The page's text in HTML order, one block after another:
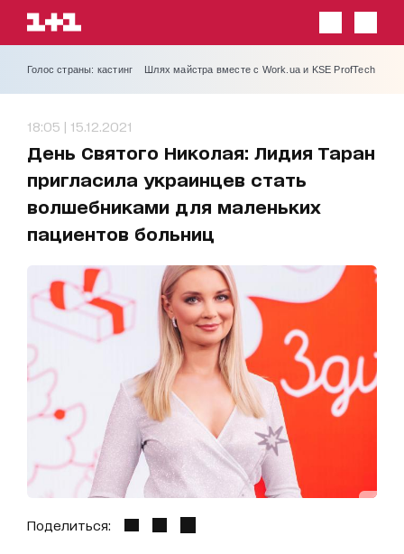
Голос страны: кастинг Шлях майстра вместе с Work.ua и KSE ProfTech
18:05 | 15.12.2021
День Святого Николая: Лидия Таран
пригласила украинцев стать
волшебниками для маленьких
пациентов больниц
Поделиться: